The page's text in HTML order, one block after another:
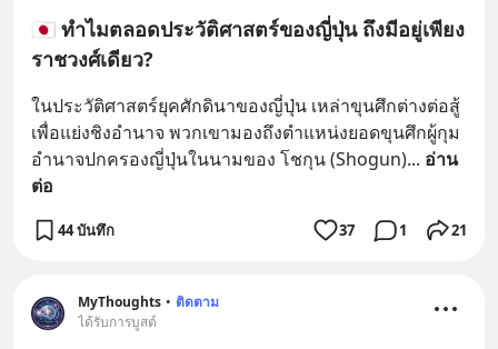
🇯🇵 ทำไมตลอดประวัติศาสตร์ของญี่ปุ่น ถึงมีอยู่เพียง
ราชวงศ์เดียว?
ในประวัติศาสตร์ยุคศักดินาของญี่ปุ่น เหล่าขุนศึกต่างต่อสู้
เพื่อแย่งชิงอำนาจ พวกเขามองถึงตำแหน่งยอดขุนศึกผู้กุม
อำนาจปกครองญี่ปุ่นในนามของ โชกุน (Shogun)... อ่าน
ต่อ
44 บันทึก 37 1 21
MyThoughts • ติดตาม
ได้รับการบูสต์